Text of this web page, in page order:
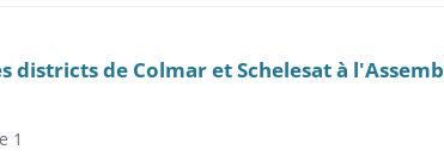
districts de Colmar et Schelesat à
1